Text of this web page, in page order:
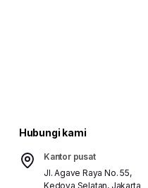
Hubungi kami
Kantor pusat
Jl. Agave Raya No. 55,
Kedoya Selatan, Jakarta